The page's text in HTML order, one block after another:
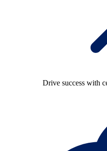
Drive success with